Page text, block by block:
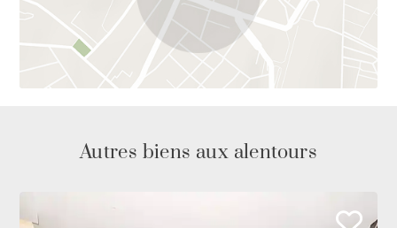
Autres biens aux alentours